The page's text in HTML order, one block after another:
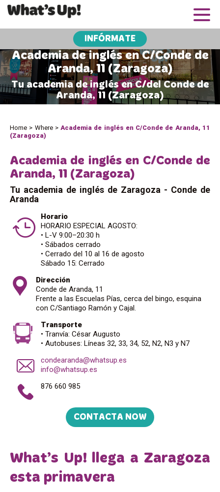
INFÓRMATE
Academia de inglés en C/Conde de
Aranda, 11 (Zaragoza)
Tu academia de inglés en C/del Conde de
Aranda, 11 (Zaragoza)
Home > Where>Academia de inglés en C/Conde de Aranda, 11
(Zaragoza)
Academia de inglés en C/Conde de
Aranda, 11 (Zaragoza)
Tu academia de inglés de Zaragoza - Conde de
Aranda
Horario
HORARIO ESPECIAL AGOSTO:
• L-V 9:00–20:30 h
• Sábados cerrado
• Cerrado del 10 al 16 de agosto
Sábado 15: Cerrado
Dirección
Conde de Aranda, 11
Frente a las Escuelas Pías, cerca del bingo, esquina
con C/Santiago Ramón y Cajal.
Transporte
• Tranvía: César Augusto
• Autobuses: Líneas 32, 33, 34, 52, N2, N3 y N7
condearanda@whatsup.es
info@whatsup.es
876 660 985
CONTACTA NOW
What’s Up! llega a Zaragoza
esta primavera